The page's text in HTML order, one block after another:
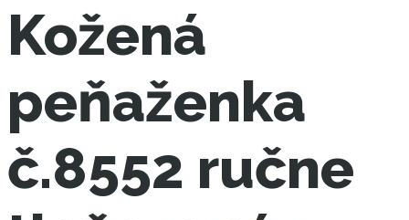
Kožená
peňaženka
č.8552 ručne